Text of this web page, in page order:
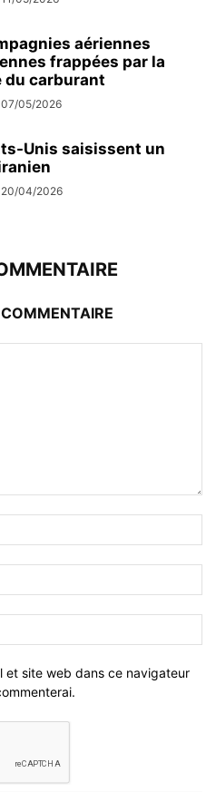
aériennes
frappées par la
du carburant
07/05/2026
Unis saisissent un
20/04/2026
et site web dans ce navigateur